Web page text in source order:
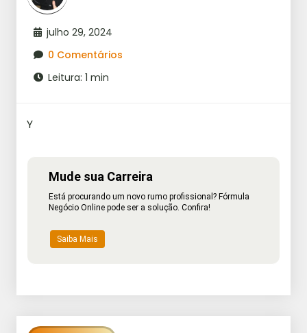
julho 29, 2024
0 Comentários
Leitura: 1 min
Y
Mude sua Carreira
Está procurando um novo rumo profissional? Fórmula
Negócio Online pode ser a solução. Confira!
Saiba Mais